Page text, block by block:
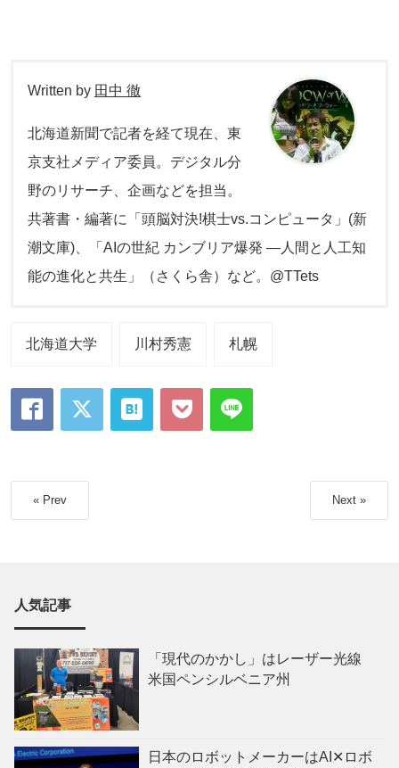
Written by 田中 徹
北海道新聞で記者を経て現在、東
京支社メディア委員。デジタル分
野のリサーチ、企画などを担当。
共著書・編著に「頭脳対決!棋士vs.コンピュータ」(新
潮文庫)、「AIの世紀 カンブリア爆発 ―人間と人工知
能の進化と共生」（さくら舎）など。@TTets
北海道大学 川村秀憲 札幌
« Prev Next »
人気記事
「現代のかかし」はレーザー光線
米国ペンシルベニア州
日本のロボットメーカーはAI✕ロボ